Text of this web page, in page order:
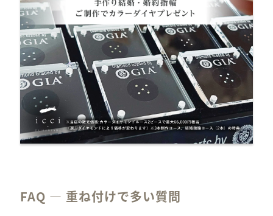
FAQ — 重ね付けで多い質問